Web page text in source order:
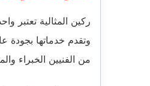
ركين المثالية تعتبر
وتقدم خدماتها بجودة
من الفنيين الخبراء